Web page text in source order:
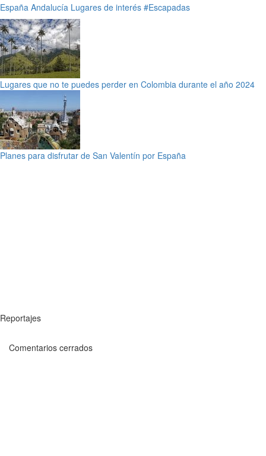
España Andalucía Lugares de interés #Escapadas
Lugares que no te puedes perder en Colombia durante el año 2024
Planes para disfrutar de San Valentín por España
Reportajes
Comentarios cerrados